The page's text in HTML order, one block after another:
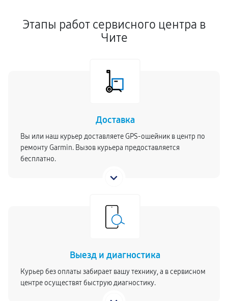
Этапы работ сервисного центра в
Чите
Доставка
Вы или наш курьер доставляете GPS-ошейник в центр по
ремонту Garmin. Вызов курьера предоставляется
бесплатно.
Выезд и диагностика
Курьер без оплаты забирает вашу технику, а в сервисном
центре осуществят быструю диагностику.